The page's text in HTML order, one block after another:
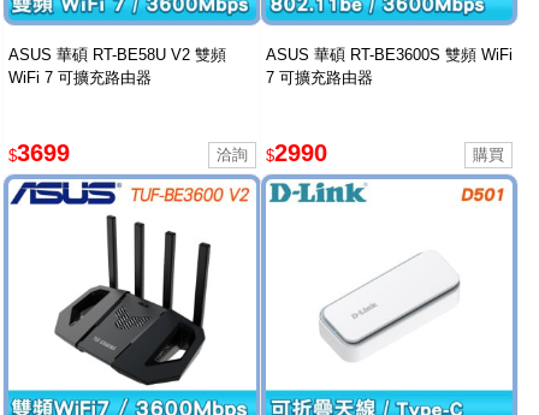
ASUS 華碩 RT-BE58U V2 雙頻
WiFi 7 可擴充路由器
$3699
ASUS 華碩 RT-BE3600S 雙頻 WiFi
7 可擴充路由器
$2990